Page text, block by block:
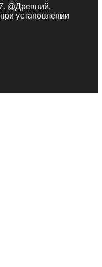
@Древний.
установлении